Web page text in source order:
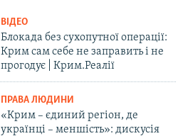
ВІДЕО
Блокада без сухопутної операції:
Крим сам себе не заправить і не
прогодує | Крим.Реалії
ПРАВА ЛЮДИНИ
«Крим – єдиний регіон, де
українці – меншість»: дискусія